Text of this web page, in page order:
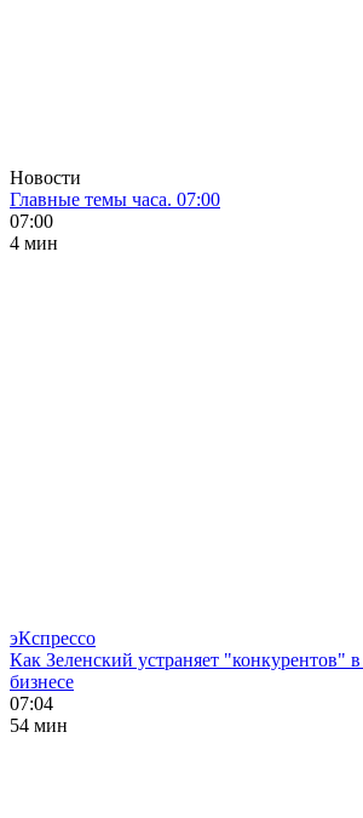
Новости
Главные темы часа. 07:00
07:00
4 мин
эКспрессо
Как Зеленский устраняет "конкурентов"
бизнесе
07:04
54 мин